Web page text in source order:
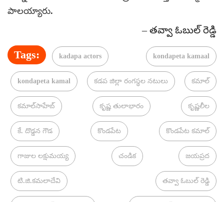
పాలయ్యారు.
– తవ్వా ఓబుల్ రెడ్డి
Tags: kadapa actors kondapeta kamaal
kondapeta kamal కడప జిల్లా రంగస్థల నటులు కమాల్
కమాల్‌సాహేబ్‌ కృష్ణ తులాభారం కృష్ణలీల
కే. దొడ్డన గౌడ కొండపేట కొండపేట కమాల్
గాజుల లక్షుమయ్య చండిక జయప్రద
టి.జి.కమలాదేవి తవ్వా ఓబుల్ రెడ్డి